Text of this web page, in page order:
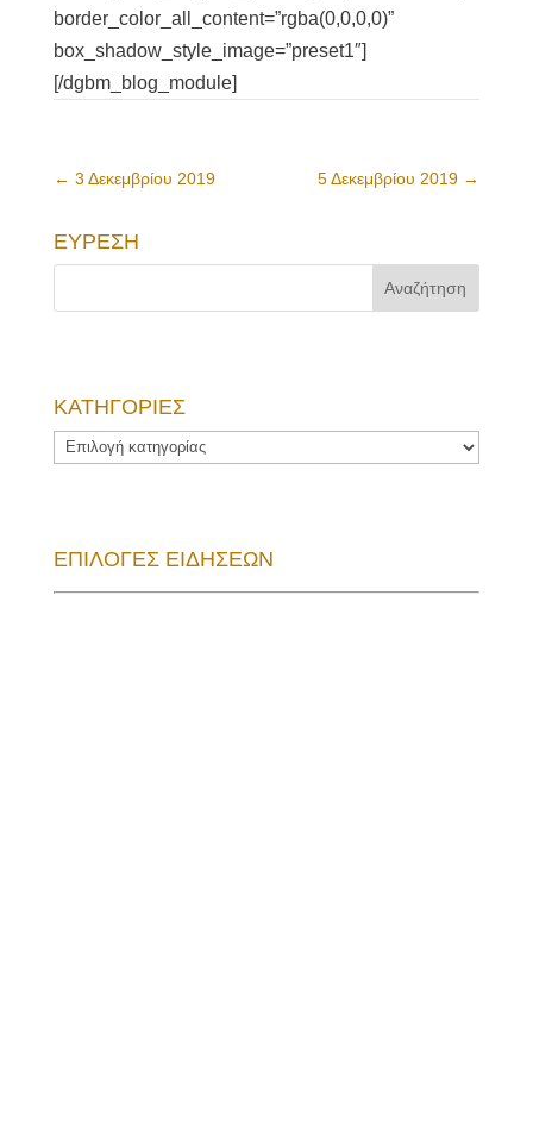
border_color_all_content=”rgba(0,0,0,0)”
box_shadow_style_image=”preset1″]
[/dgbm_blog_module]
← 3 Δεκεμβρίου 2019 5 Δεκεμβρίου 2019 →
ΕΥΡΕΣΗ
ΚΑΤΗΓΟΡΙΕΣ
ΚΑΤΗΓΟΡΙΕΣ
ΕΠΙΛΟΓΕΣ ΕΙΔΗΣΕΩΝ